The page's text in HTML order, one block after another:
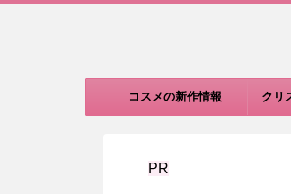
コスメの新作情報 クリ
PR